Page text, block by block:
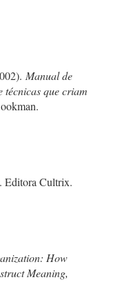
Manual de
técnicas que criam
. Editora Cultrix.
How
Meaning,